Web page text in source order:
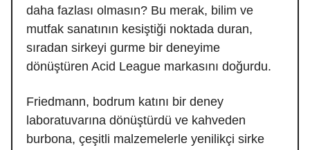
daha fazlası olmasın? Bu merak, bilim ve
mutfak sanatının kesiştiği noktada duran,
sıradan sirkeyi gurme bir deneyime
dönüştüren Acid League markasını doğurdu.
Friedmann, bodrum katını bir deney
laboratuvarına dönüştürdü ve kahveden
burbona, çeşitli malzemelerle yenilikçi sirke